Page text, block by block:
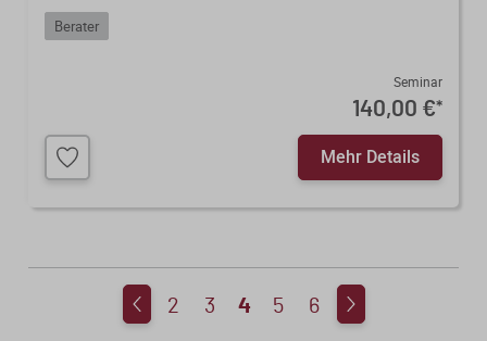
Berater
Seminar
140,00 €*
Mehr Details
3
2 3 4 5 6
5